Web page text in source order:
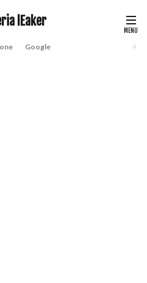
Google